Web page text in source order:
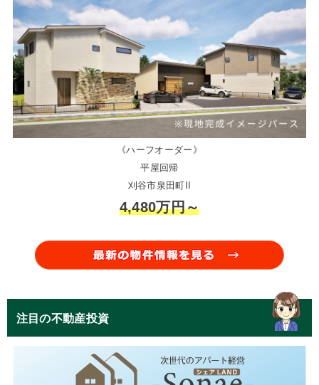
《ハーフオーダー》
平屋回帰
刈谷市泉田町II
4,480万円～
注目の不動産投資